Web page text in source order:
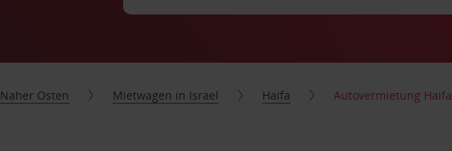
Naher Osten Mietwagen in Israel Haifa Autovermietung Haifa